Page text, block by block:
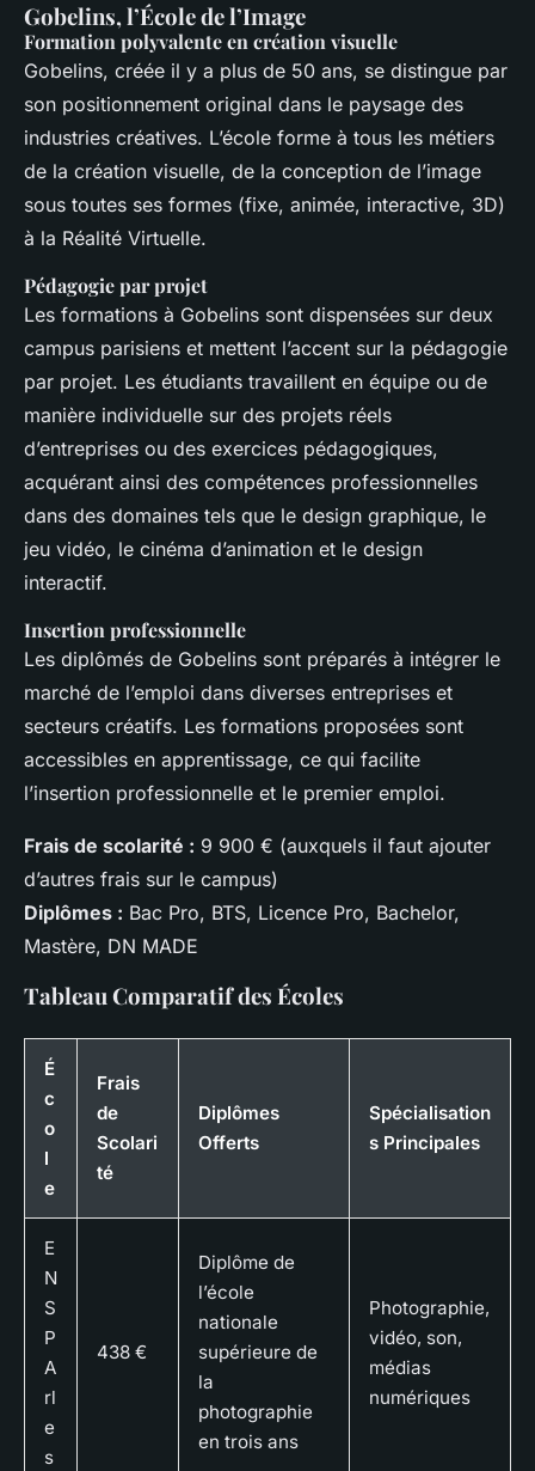
Gobelins, l’École de l’Image
Formation polyvalente en création visuelle
Gobelins, créée il y a plus de 50 ans, se distingue par
son positionnement original dans le paysage des
industries créatives. L’école forme à tous les métiers
de la création visuelle, de la conception de l’image
sous toutes ses formes (fixe, animée, interactive, 3D)
à la Réalité Virtuelle.
Pédagogie par projet
Les formations à Gobelins sont dispensées sur deux
campus parisiens et mettent l’accent sur la pédagogie
par projet. Les étudiants travaillent en équipe ou de
manière individuelle sur des projets réels
d’entreprises ou des exercices pédagogiques,
acquérant ainsi des compétences professionnelles
dans des domaines tels que le design graphique, le
jeu vidéo, le cinéma d’animation et le design
interactif.
Insertion professionnelle
Les diplômés de Gobelins sont préparés à intégrer le
marché de l’emploi dans diverses entreprises et
secteurs créatifs. Les formations proposées sont
accessibles en apprentissage, ce qui facilite
l’insertion professionnelle et le premier emploi.
Frais de scolarité : 9 900 € (auxquels il faut ajouter
d’autres frais sur le campus)
Diplômes : Bac Pro, BTS, Licence Pro, Bachelor,
Mastère, DN MADE
Tableau Comparatif des Écoles
É
c
o
l
e
Frais
de
Scolari
té
Diplômes
Offerts
Spécialisation
s Principales
E
N
S
P
A
rl
e
s
438 €
Diplôme de
l’école
nationale
supérieure de
la
photographie
en trois ans
Photographie,
vidéo, son,
médias
numériques